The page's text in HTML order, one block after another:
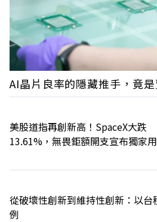
AI晶片良率的隱藏推手，竟
美股道指再創新高！SpaceX大跌
13.61%，無畏鉅額開支宣布獨家
從破壞性創新到維持性創新：以台
例